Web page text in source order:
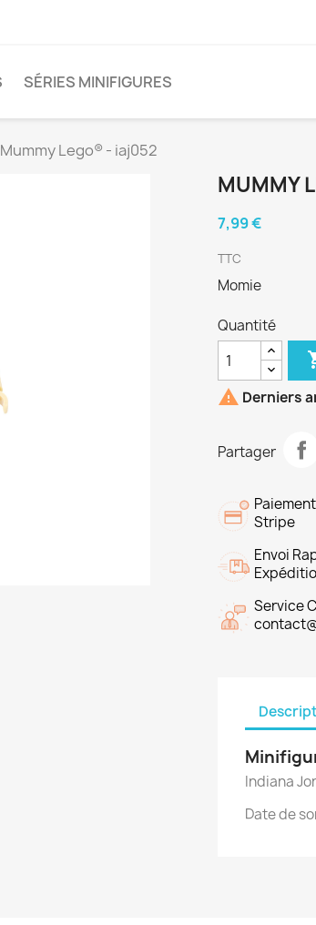
SÉRIES MINIFIGURES
Mummy Lego® - iaj052
MUMMY
7,99 €
TTC
Momie
Quantité
 Derniers
Partager
Stripe
Envoi
Service
Indiana
Date de